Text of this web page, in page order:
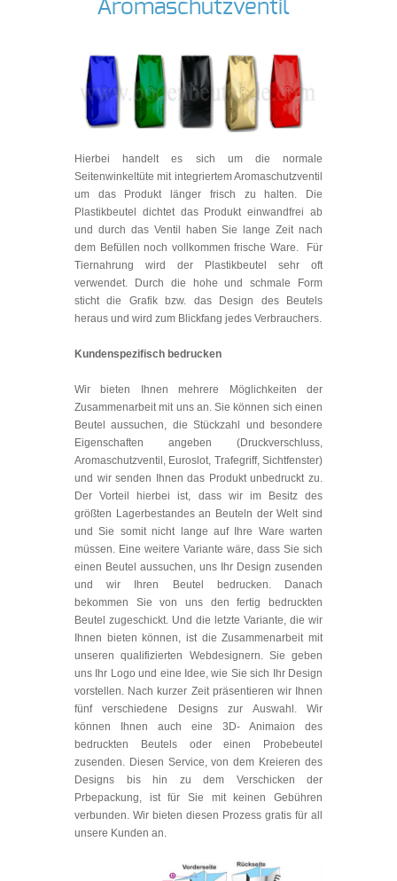
Aromaschutzventil
Hierbei handelt es sich um die normale
Seitenwinkeltüte mit integriertem Aromaschutzventil
um das Produkt länger frisch zu halten. Die
Plastikbeutel dichtet das Produkt einwandfrei ab
und durch das Ventil haben Sie lange Zeit nach
dem Befüllen noch vollkommen frische Ware. Für
Tiernahrung wird der Plastikbeutel sehr oft
verwendet. Durch die hohe und schmale Form
sticht die Grafik bzw. das Design des Beutels
heraus und wird zum Blickfang jedes Verbrauchers.
Kundenspezifisch bedrucken
Wir bieten Ihnen mehrere Möglichkeiten der
Zusammenarbeit mit uns an. Sie können sich einen
Beutel aussuchen, die Stückzahl und besondere
Eigenschaften angeben (Druckverschluss,
Aromaschutzventil, Euroslot, Trafegriff, Sichtfenster)
und wir senden Ihnen das Produkt unbedruckt zu.
Der Vorteil hierbei ist, dass wir im Besitz des
größten Lagerbestandes an Beuteln der Welt sind
und Sie somit nicht lange auf Ihre Ware warten
müssen. Eine weitere Variante wäre, dass Sie sich
einen Beutel aussuchen, uns Ihr Design zusenden
und wir Ihren Beutel bedrucken. Danach
bekommen Sie von uns den fertig bedruckten
Beutel zugeschickt. Und die letzte Variante, die wir
Ihnen bieten können, ist die Zusammenarbeit mit
unseren qualifizierten Webdesignern. Sie geben
uns Ihr Logo und eine Idee, wie Sie sich Ihr Design
vorstellen. Nach kurzer Zeit präsentieren wir Ihnen
fünf verschiedene Designs zur Auswahl. Wir
können Ihnen auch eine 3D- Animaion des
bedruckten Beutels oder einen Probebeutel
zusenden. Diesen Service, von dem Kreieren des
Designs bis hin zu dem Verschicken der
Prbepackung, ist für Sie mit keinen Gebühren
verbunden. Wir bieten diesen Prozess gratis für all
unsere Kunden an.